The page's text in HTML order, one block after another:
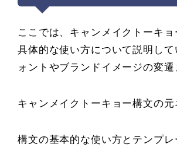
ここでは、キャンメイクトーキ
具体的な使い方について説明し
ォントやブランドイメージの変
キャンメイクトーキョー構文の元
構文の基本的な使い方とテンプレ